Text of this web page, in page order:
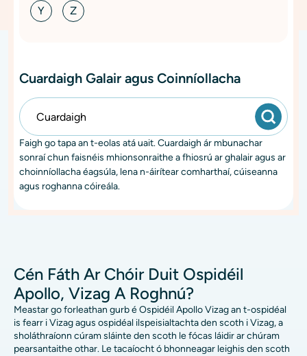
Y Z
Cuardaigh Galair agus Coinníollacha
Faigh go tapa an t-eolas atá uait. Cuardaigh ár mbunachar
sonraí chun faisnéis mhionsonraithe a fhiosrú ar ghalair agus ar
choinníollacha éagsúla, lena n-áirítear comharthaí, cúiseanna
agus roghanna cóireála.
Cén Fáth Ar Chóir Duit Ospidéil
Apollo, Vizag A Roghnú?
Meastar go forleathan gurb é Ospidéil Apollo Vizag an t-ospidéal
is fearr i Vizag agus ospidéal ilspeisialtachta den scoth i Vizag, a
sholáthraíonn cúram sláinte den scoth le fócas láidir ar chúram
pearsantaithe othar. Le tacaíocht ó bhonneagar leighis den scoth